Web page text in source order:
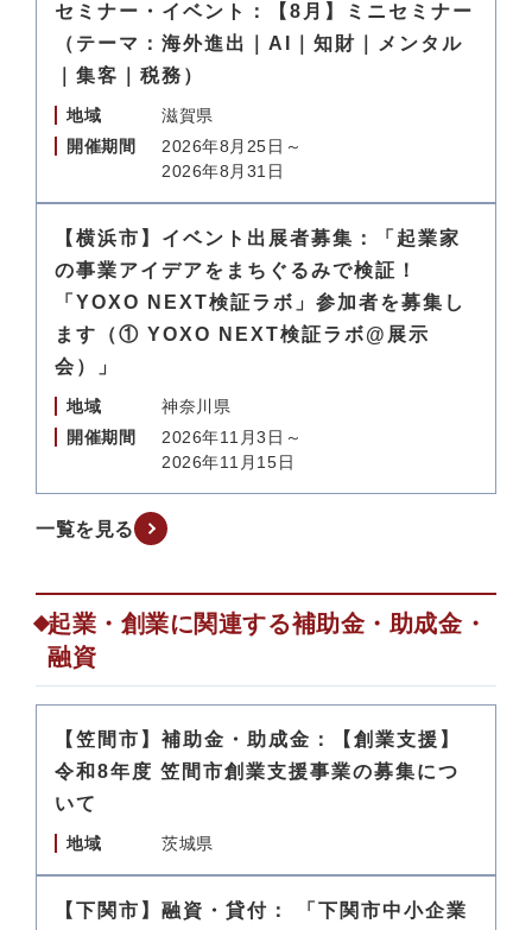
セミナー・イベント：【8月】ミニセミナー
（テーマ：海外進出｜AI｜知財｜メンタル
｜集客｜税務）
地域
滋賀県
開催期間
2026年8月25日～
2026年8月31日
【横浜市】イベント出展者募集：「起業家
の事業アイデアをまちぐるみで検証！
「YOXO NEXT検証ラボ」参加者を募集し
ます（① YОXО NEXT検証ラボ@展示
会）」
地域
神奈川県
開催期間
2026年11月3日～
2026年11月15日
一覧を見る
起業・創業に関連する補助金・助成金・
融資
【笠間市】補助金・助成金：【創業支援】
令和8年度 笠間市創業支援事業の募集につ
いて
地域 茨城県
【下関市】融資・貸付： 「下関市中小企業